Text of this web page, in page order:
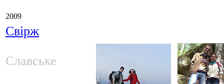
2009
Свірж
Славське